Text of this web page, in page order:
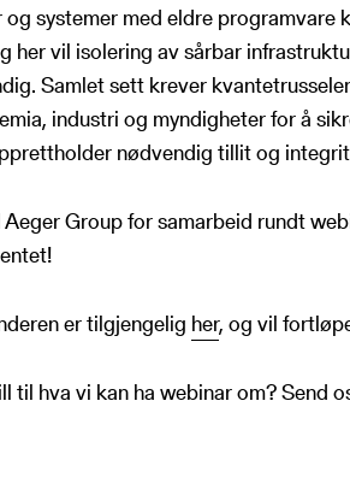
systemer med eldre programvare
her vil isolering av sårbar
Samlet sett krever
industri og myndigheter for å
nødvendig tillit og
Aeger Group for samarbeid rundt
er tilgjengelig her, og vil
til hva vi kan ha webinar om? Send